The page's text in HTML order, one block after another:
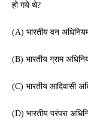
हो गये थे?
(A) भारतीय वन
(B) भारतीय ग्राम
(C) भारतीय आदिवासी
(D) भारतीय परंपरा